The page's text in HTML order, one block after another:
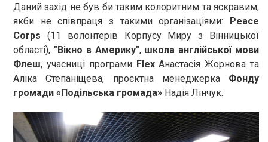
Даний захід не був би таким колоритним та яскравим,
якби не співпраця з такими організаціями: Peace
Corps (11 волонтерів Корпусу Миру з Вінницької
області), "Вікно в Америку", школа англійської мови
Флеш, учасниці програми FlexАнастасія Жорнова та
Аліка Степаніщева, проєктна менеджерка Фонду
громади «Подільська громада» Надія Лінчук.